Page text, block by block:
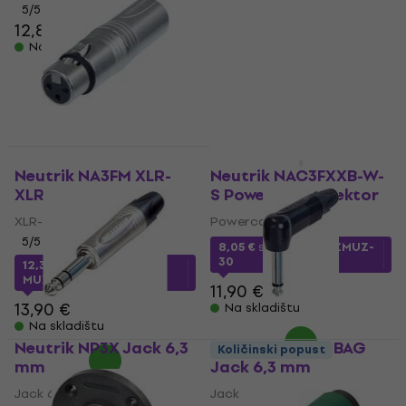
5/5
12,80 €
Na skladištu
Neutrik NA3FM XLR-
XLR adapter
XLR-XLR adapter
5/5
12,35 €s kodom
MUZMUZ-10
13,90 €
Na skladištu
Neutrik NAC3FXXB-W-
S Powercon konektor
Powercon konektor
8,05 € s kodom MUZMUZ-
30
11,90 €
Na skladištu
Neutrik NP3X Jack 6,3
mm
Jack 6,3 mm
Neutrik NP2RX-BAG
Jack 6,3 mm
Jack 6,3 mm
Količinski popust